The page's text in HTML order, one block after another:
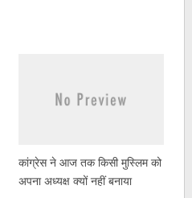
कांग्रेस ने आज तक किसी मुस्लिम को
अपना अध्यक्ष क्यों नहीं बनाया